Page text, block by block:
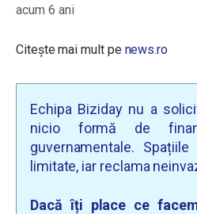
acum 6 ani
Citește mai mult pe news.ro
Echipa Biziday nu a
nicio formă de
guvernamentale.
limitate, iar reclama
Dacă îți place ce